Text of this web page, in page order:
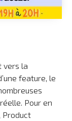
vers la
feature, le
Pour en
Product